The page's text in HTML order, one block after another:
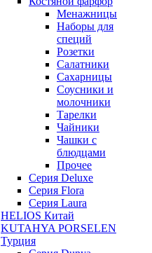
Менажницы
Наборы для
специй
Розетки
Салатники
Сахарницы
Соусники и
молочники
Тарелки
Чайники
Чашки с
блюдцами
Прочее
Серия Deluxe
Серия Flora
Серия Laura
HELIOS Китай
KUTAHYA PORSELEN
Турция